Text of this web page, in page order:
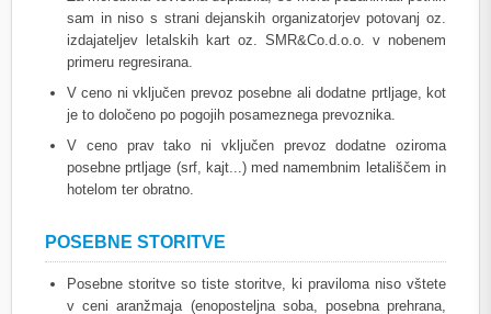
sam in niso s strani dejanskih organizatorjev potovanj oz.
izdajateljev letalskih kart oz. SMR&Co.d.o.o. v nobenem
primeru regresirana.
V ceno ni vključen prevoz posebne ali dodatne prtljage, kot
je to določeno po pogojih posameznega prevoznika.
V ceno prav tako ni vključen prevoz dodatne oziroma
posebne prtljage (srf, kajt...) med namembnim letališčem in
hotelom ter obratno.
POSEBNE STORITVE
Posebne storitve so tiste storitve, ki praviloma niso vštete
v ceni aranžmaja (enoposteljna soba, posebna prehrana,